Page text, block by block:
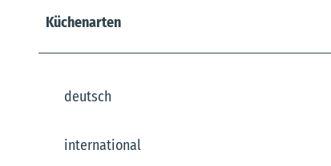
Küchenarten
deutsch
international